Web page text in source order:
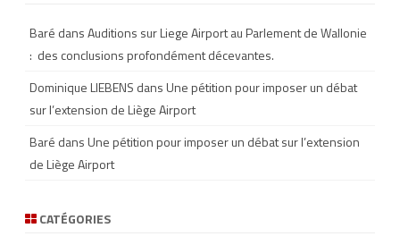
Baré dansAuditions sur Liege Airport au Parlement de Wallonie
: des conclusions profondément décevantes.
Dominique LIEBENS dansUne pétition pour imposer un débat
sur l’extension de Liège Airport
Baré dansUne pétition pour imposer un débat sur l’extension
de Liège Airport
CATÉGORIES